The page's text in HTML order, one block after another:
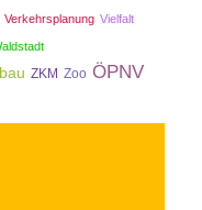
Verkehrsplanung Vielfalt
ZKM Zoo ÖPNV